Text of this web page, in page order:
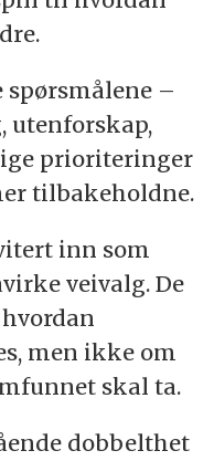
spørsmålene –
utenforskap,
prioriteringer
tilbakeholdne.
inn som
veivalg. De
men ikke om
skal ta.
dobbelthet